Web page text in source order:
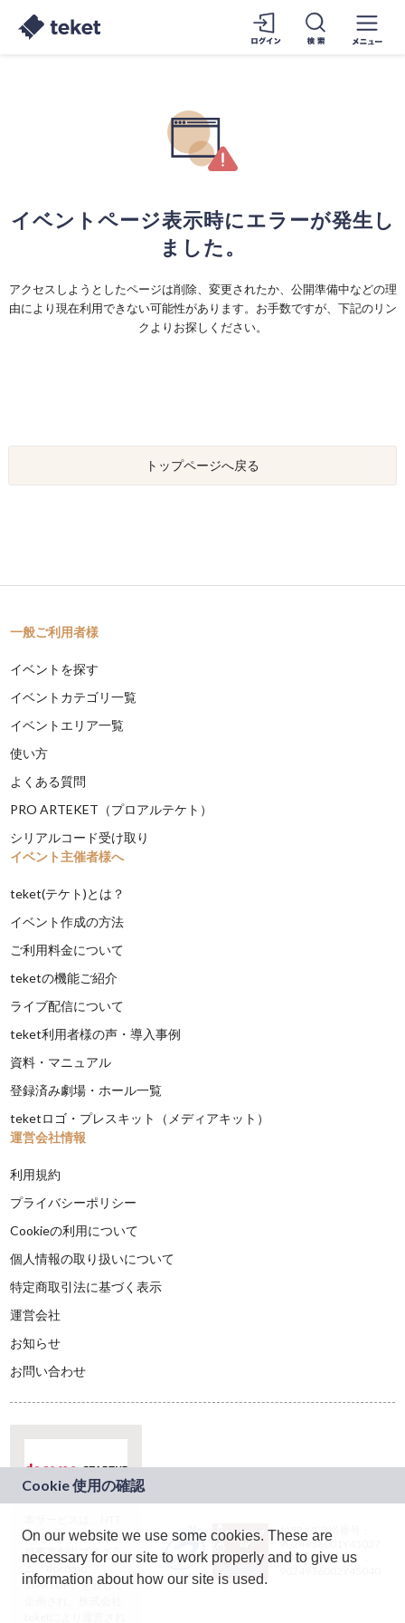
イベントページ表示時にエラーが発生し
ました。
アクセスしようとしたページは削除、変更されたか、公開準備中などの理
由により現在利用できない可能性があります。お手数ですが、下記のリン
クよりお探しください。
トップページへ戻る
一般ご利用者様
イベントを探す
イベントカテゴリ一覧
イベントエリア一覧
使い方
よくある質問
PRO ARTEKET（プロアルテケト）
シリアルコード受け取り
イベント主催者様へ
teket(テケト)とは？
イベント作成の方法
ご利用料金について
teketの機能ご紹介
ライブ配信について
teket利用者様の声・導入事例
資料・マニュアル
登録済み劇場・ホール一覧
teketロゴ・プレスキット（メディアキット）
運営会社情報
利用規約
プライバシーポリシー
Cookieの利用について
個人情報の取り扱いについて
特定商取引法に基づく表示
運営会社
お知らせ
お問い合わせ
ドコモグループの新
規事業創出プログラ
ム「docomo
STARTUP」を通じて
JASRAC許諾番号：
9024936001Y45037
JASRAC許諾番号：
On our website we use some cookies. These are
necessary for our site to work properly and to give us
information about how our site is used.